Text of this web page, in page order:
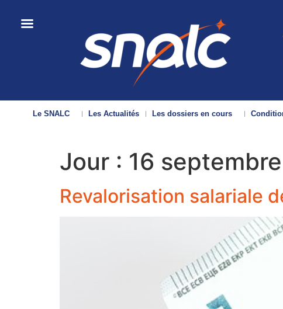
Le SNALC Les Actualités Les dossiers en cours
Jour : 16
Revalorisation salariale